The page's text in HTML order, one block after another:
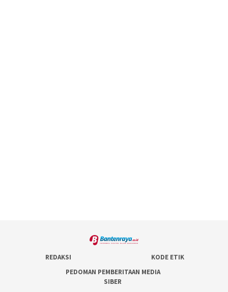
REDAKSI
KODE ETIK
PEDOMAN PEMBERITAAN MEDIA
SIBER